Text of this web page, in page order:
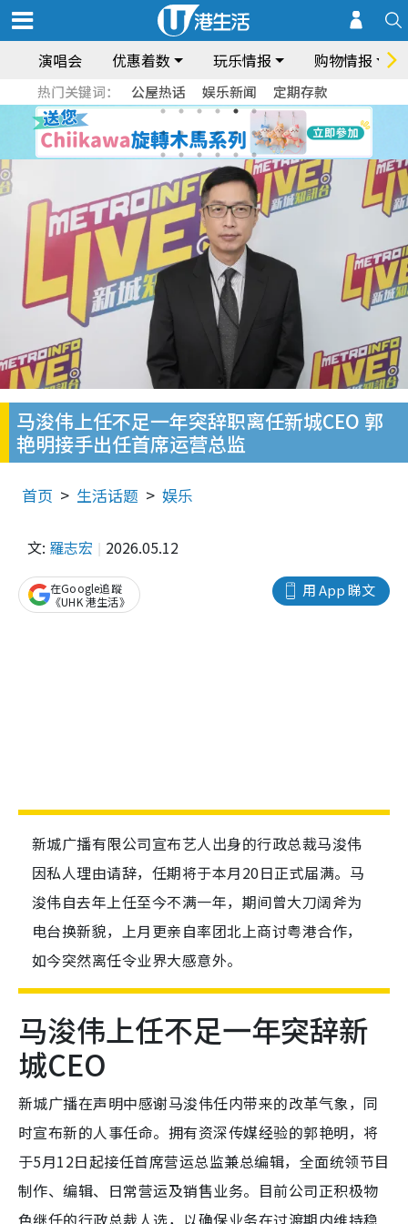
演唱会 优惠着数 玩乐情报 购物情报
热门关键词： 公屋热话 娱乐新闻 定期存款
马浚伟上任不足一年突辞职离任新城CEO 郭
艳明接手出任首席运营总监
首页 生活话题 娱乐
文: 羅志宏 2026.05.12
用 App 睇文
在Google追蹤
《UHK 港生活》
新城广播有限公司宣布艺人出身的行政总裁马浚伟
因私人理由请辞，任期将于本月20日正式届满。马
浚伟自去年上任至今不满一年，期间曾大刀阔斧为
电台换新貌，上月更亲自率团北上商讨粤港合作，
如今突然离任令业界大感意外。
马浚伟上任不足一年突辞新
城CEO
新城广播在声明中感谢马浚伟任内带来的改革气象，同
时宣布新的人事任命。拥有资深传媒经验的郭艳明，将
于5月12日起接任首席营运总监兼总编辑，全面统领节目
制作、编辑、日常营运及销售业务。目前公司正积极物